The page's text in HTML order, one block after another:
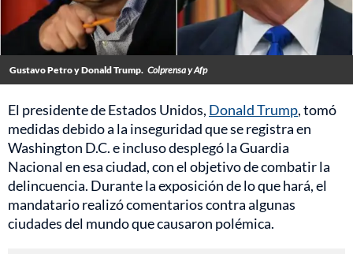
Gustavo Petro y Donald Trump. Colprensa y Afp
El presidente de Estados Unidos, Donald Trump, tomó
medidas debido a la inseguridad que se registra en
Washington D.C. e incluso desplegó la Guardia
Nacional en esa ciudad, con el objetivo de combatir la
delincuencia. Durante la exposición de lo que hará, el
mandatario realizó comentarios contra algunas
ciudades del mundo que causaron polémica.